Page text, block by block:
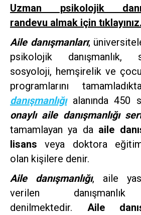
Uzman psikolojik
randevu almak için tıklayınız.
Aile danışmanları;
psikolojik danışmanlık,
sosyoloji, hemşirelik ve
programlarını
danışmanlığıalanında 450
onaylı aile danışmanlığı
tamamlayan ya da aile
lisans veya doktora
olan kişilere denir.
Aile danışmanlığı, aile
verilen danışmanlık
denilmektedir. Aile